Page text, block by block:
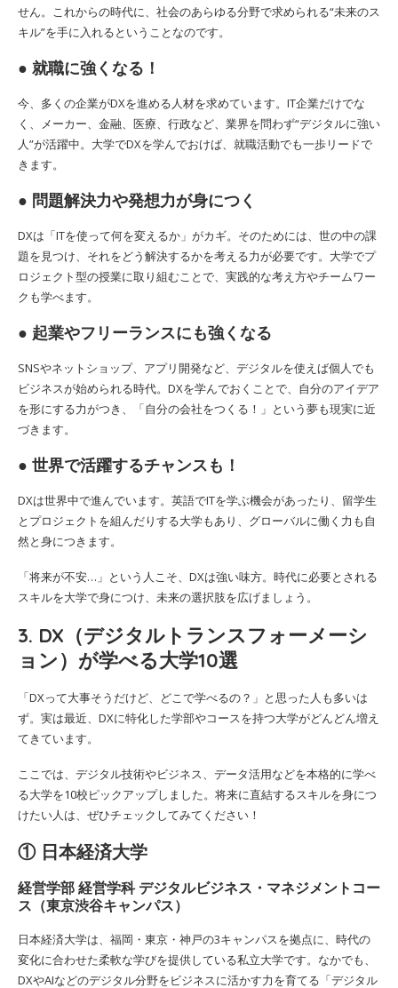
せん。これからの時代に、社会のあらゆる分野で求められる“未来のス
キル”を手に入れるということなのです。
● 就職に強くなる！
今、多くの企業がDXを進める人材を求めています。IT企業だけでな
く、メーカー、金融、医療、行政など、業界を問わず“デジタルに強い
人”が活躍中。大学でDXを学んでおけば、就職活動でも一歩リードで
きます。
● 問題解決力や発想力が身につく
DXは「ITを使って何を変えるか」がカギ。そのためには、世の中の課
題を見つけ、それをどう解決するかを考える力が必要です。大学でプ
ロジェクト型の授業に取り組むことで、実践的な考え方やチームワー
クも学べます。
● 起業やフリーランスにも強くなる
SNSやネットショップ、アプリ開発など、デジタルを使えば個人でも
ビジネスが始められる時代。DXを学んでおくことで、自分のアイデア
を形にする力がつき、「自分の会社をつくる！」という夢も現実に近
づきます。
● 世界で活躍するチャンスも！
DXは世界中で進んでいます。英語でITを学ぶ機会があったり、留学生
とプロジェクトを組んだりする大学もあり、グローバルに働く力も自
然と身につきます。
「将来が不安…」という人こそ、DXは強い味方。時代に必要とされる
スキルを大学で身につけ、未来の選択肢を広げましょう。
3. DX（デジタルトランスフォーメーシ
ョン）が学べる大学10選
「DXって大事そうだけど、どこで学べるの？」と思った人も多いは
ず。実は最近、DXに特化した学部やコースを持つ大学がどんどん増え
てきています。
ここでは、デジタル技術やビジネス、データ活用などを本格的に学べ
る大学を10校ピックアップしました。将来に直結するスキルを身につ
けたい人は、ぜひチェックしてみてください！
① 日本経済大学
経営学部 経営学科 デジタルビジネス・マネジメントコー
ス（東京渋谷キャンパス）
日本経済大学は、福岡・東京・神戸の3キャンパスを拠点に、時代の
変化に合わせた柔軟な学びを提供している私立大学です。なかでも、
DXやAIなどのデジタル分野をビジネスに活かす力を育てる「デジタル